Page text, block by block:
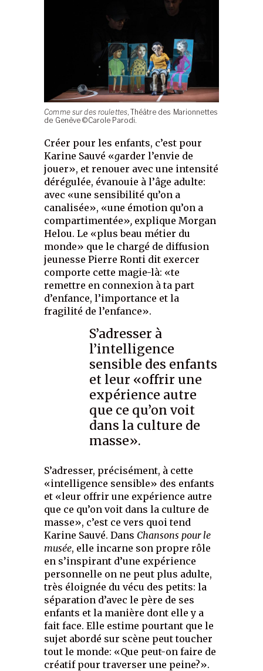
Comme sur des roulettes , Théâtre des Marionnettes
de Genève ©Carole Parodi.
Créer pour les enfants, c’est pour
Karine Sauvé «garder l’envie de
jouer», et renouer avec une intensité
dérégulée, évanouie à l’âge adulte:
avec «une sensibilité qu’on a
canalisée», «une émotion qu’on a
compartimentée», explique Morgan
Helou. Le «plus beau métier du
monde» que le chargé de diffusion
jeunesse Pierre Ronti dit exercer
comporte cette magie-là: «te
remettre en connexion à ta part
d’enfance, l’importance et la
fragilité de l’enfance».
S’adresser à
l’intelligence
sensible des enfants
et leur «offrir une
expérience autre
que ce qu’on voit
dans la culture de
masse».
S’adresser, précisément, à cette
«intelligence sensible» des enfants
et «leur offrir une expérience autre
que ce qu’on voit dans la culture de
masse», c’est ce vers quoi tend
Karine Sauvé. Dans Chansons pour le
musée, elle incarne son propre rôle
en s’inspirant d’une expérience
personnelle on ne peut plus adulte,
très éloignée du vécu des petits: la
séparation d’avec le père de ses
enfants et la manière dont elle y a
fait face. Elle estime pourtant que le
sujet abordé sur scène peut toucher
tout le monde: «Que peut-on faire de
créatif pour traverser une peine?».